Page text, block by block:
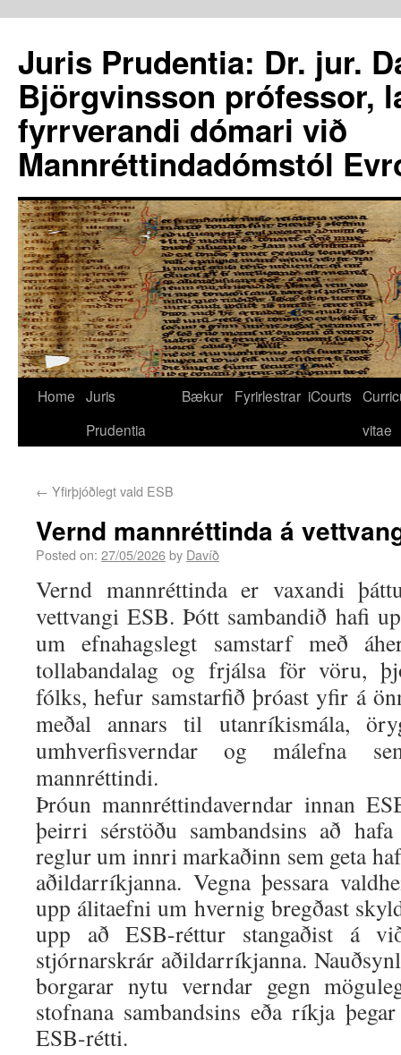
Juris Prudentia: Dr. jur.
Björgvinsson prófessor,
fyrrverandi dómari við
Mannréttindadómstól
Home Juris
Prudentia
Bækur Fyrirlestrar iCourts
vitae
← Yfirþjóðlegt vald ESB
Vernd mannréttinda á
Posted on: 27/05/2026by Davíð
Vernd mannréttinda er vaxandi
vettvangi ESB. Þótt sambandið hafi
um efnahagslegt samstarf með
tollabandalag og frjálsa för vöru,
fólks, hefur samstarfið þróast yfir á
meðal annars til utanríkismála,
umhverfisverndar og málefna
mannréttindi.
Þróun mannréttindaverndar innan
þeirri sérstöðu sambandsins að
reglur um innri markaðinn sem geta
aðildarríkjanna. Vegna þessara
upp álitaefni um hvernig bregðast
upp að ESB-réttur stangaðist á
stjórnarskrár aðildarríkjanna.
borgarar nytu verndar gegn
stofnana sambandsins eða ríkja
ESB-rétti.